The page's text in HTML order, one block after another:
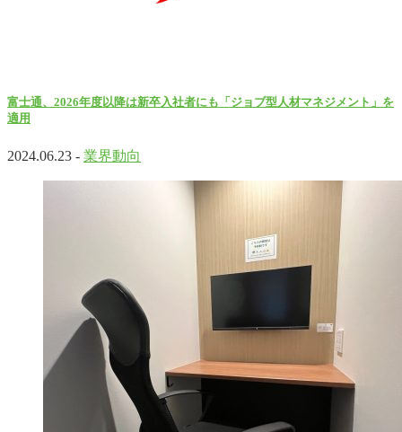
富士通、2026年度以降は新卒入社者にも「ジョブ型人材マネジメント」を
適用
2024.06.23 - 業界動向